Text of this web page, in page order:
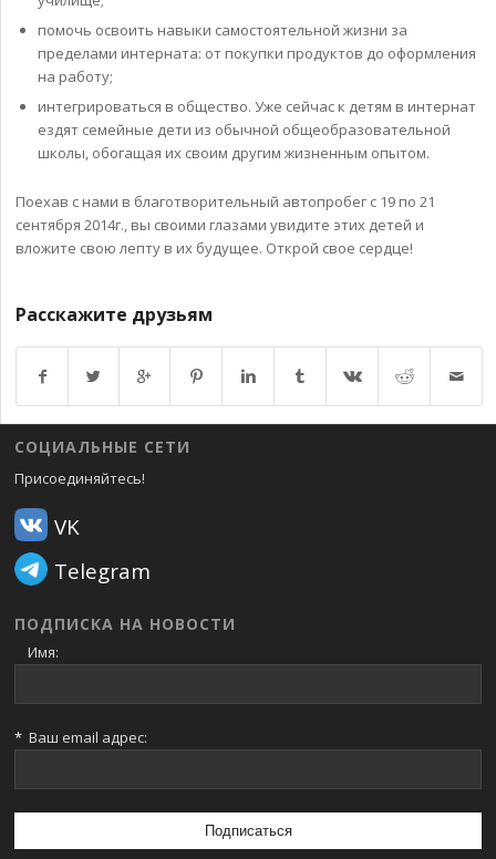
помочь освоить навыки самостоятельной жизни за
пределами интерната: от покупки продуктов до оформления
на работу;
интегрироваться в общество. Уже сейчас к детям в интернат
ездят семейные дети из обычной общеобразовательной
школы, обогащая их своим другим жизненным опытом.
Поехав с нами в благотворительный автопробег с 19 по 21
сентября 2014г., вы своими глазами увидите этих детей и
вложите свою лепту в их будущее. Открой свое сердце!
Расскажите друзьям
Возврат к списку
СОЦИАЛЬНЫЕ СЕТИ
Присоединяйтесь!
VK
Telegram
ПОДПИСКА НА НОВОСТИ
Имя:
* Ваш email адрес: